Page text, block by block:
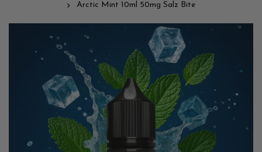
Arctic Mint 10ml 50mg Salz Bite